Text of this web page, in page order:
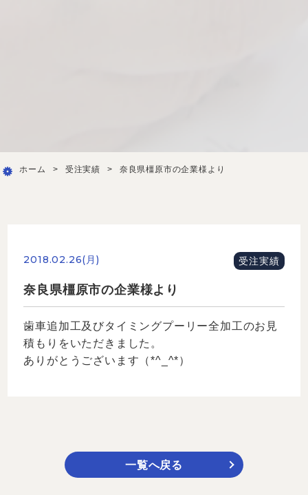
ホーム > 受注実績 > 奈良県橿原市の企業様より
2018.02.26(月) 受注実績
奈良県橿原市の企業様より
歯車追加工及びタイミングプーリー全加工のお見
積もりをいただきました。
ありがとうございます（*^_^*）
一覧へ戻る